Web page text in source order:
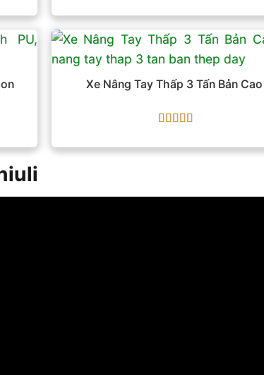
hạng55 sao
Xe Nâng Tay Thấp 3 Tấn Bản
hạng55 sao